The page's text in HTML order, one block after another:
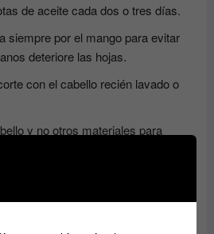
aceite cada dos o tres días.
por el mango para evitar
deteriore las hojas.
con el cabello recién lavado o
y no otros materiales para